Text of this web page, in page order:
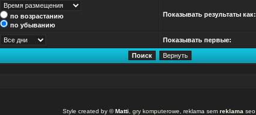
по возрастанию
по убыванию
Показывать результаты как:
Показывать первые:
Style created by ©Matti gry komputerowe , reklama sem reklama seo